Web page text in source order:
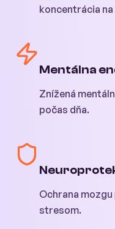
koncentrácia na
Mentálna
Znížená
počas dňa.
Ochrana
stresom.